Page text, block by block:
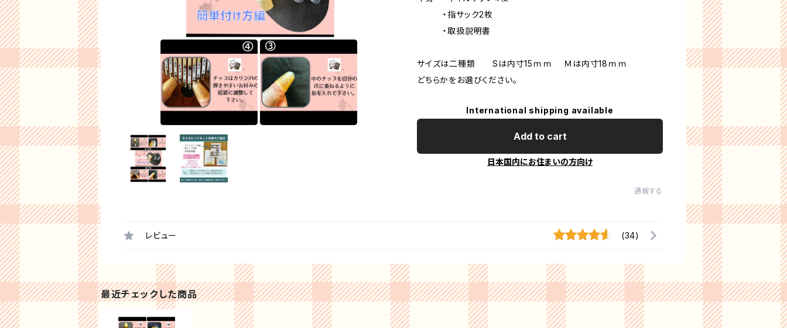
・指サック2枚
・取扱説明書
サイズは二種類 Sは内寸15ｍｍ Ｍは内寸18ｍｍ
どちらかをお選びください。
International shipping available
Add to cart
日本国内にお住まいの方向け
通報する
レビュー (34)
最近チェックした商品